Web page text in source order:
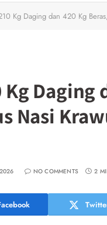
Kg Daging dan 420 Kg
Daging
Nasi
NO COMMENTS 2